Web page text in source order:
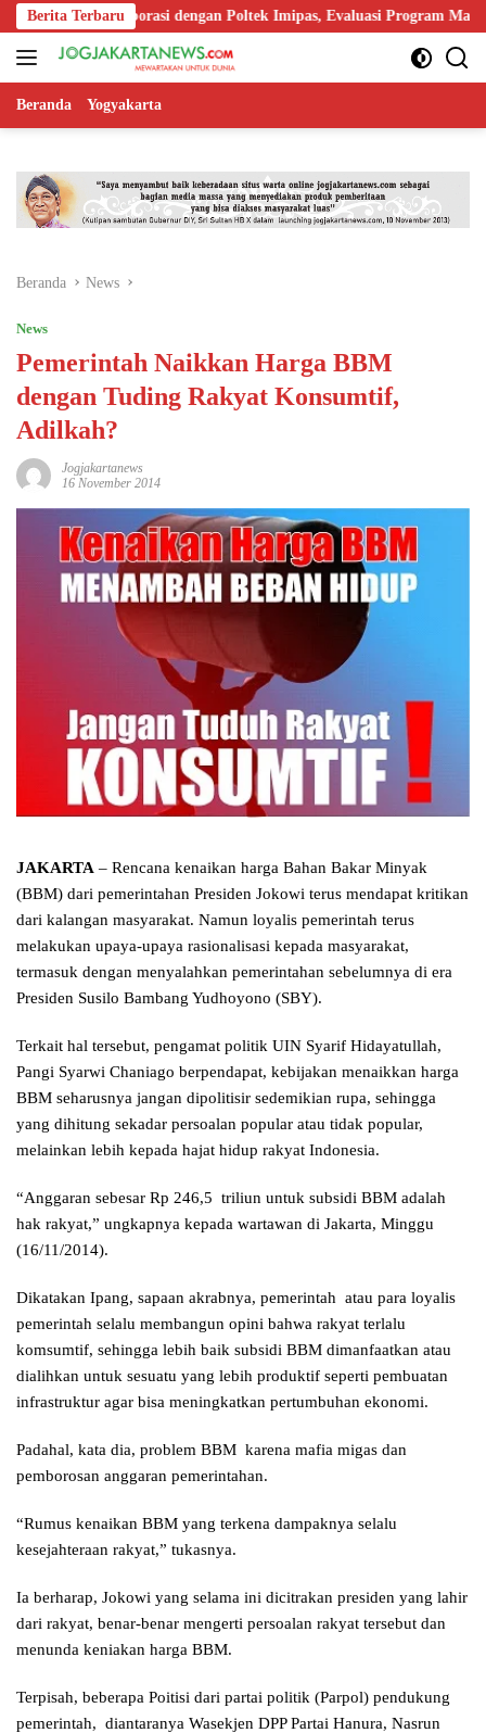
Langsung
ke
konten
Berita Terbaru
Kolaborasi dengan Poltek Imipas, Evaluasi Program Magang Taruna
Beranda Yogyakarta
Beranda News
News
Pemerintah Naikkan Harga BBM
dengan Tuding Rakyat Konsumtif,
Adilkah?
Jogjakartanews
16 November 2014
JAKARTA – Rencana kenaikan harga Bahan Bakar Minyak
(BBM) dari pemerintahan Presiden Jokowi terus mendapat kritikan
dari kalangan masyarakat. Namun loyalis pemerintah terus
melakukan upaya-upaya rasionalisasi kepada masyarakat,
termasuk dengan menyalahkan pemerintahan sebelumnya di era
Presiden Susilo Bambang Yudhoyono (SBY).
Terkait hal tersebut, pengamat politik UIN Syarif Hidayatullah,
Pangi Syarwi Chaniago berpendapat, kebijakan menaikkan harga
BBM seharusnya jangan dipolitisir sedemikian rupa, sehingga
yang dihitung sekadar persoalan popular atau tidak popular,
melainkan lebih kepada hajat hidup rakyat Indonesia.
“Anggaran sebesar Rp 246,5 triliun untuk subsidi BBM adalah
hak rakyat,” ungkapnya kepada wartawan di Jakarta, Minggu
(16/11/2014).
Dikatakan Ipang, sapaan akrabnya, pemerintah atau para loyalis
pemerintah selalu membangun opini bahwa rakyat terlalu
komsumtif, sehingga lebih baik subsidi BBM dimanfaatkan atau
dialihkan untuk sesuatu yang lebih produktif seperti pembuatan
infrastruktur agar bisa meningkatkan pertumbuhan ekonomi.
Padahal, kata dia, problem BBM karena mafia migas dan
pemborosan anggaran pemerintahan.
“Rumus kenaikan BBM yang terkena dampaknya selalu
kesejahteraan rakyat,” tukasnya.
Ia berharap, Jokowi yang selama ini dicitrakan presiden yang lahir
dari rakyat, benar-benar mengerti persoalan rakyat tersebut dan
menunda keniakan harga BBM.
Terpisah, beberapa Poitisi dari partai politik (Parpol) pendukung
pemerintah, diantaranya Wasekjen DPP Partai Hanura, Nasrun